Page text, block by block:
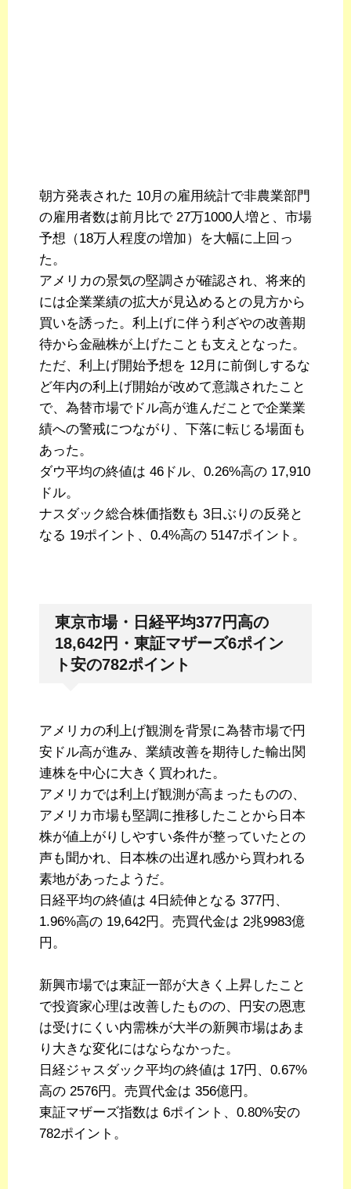
朝方発表された 10月の雇用統計で非農業部門
の雇用者数は前月比で 27万1000人増と、市場
予想（18万人程度の増加）を大幅に上回っ
た。
アメリカの景気の堅調さが確認され、将来的
には企業業績の拡大が見込めるとの見方から
買いを誘った。利上げに伴う利ざやの改善期
待から金融株が上げたことも支えとなった。
ただ、利上げ開始予想を 12月に前倒しするな
ど年内の利上げ開始が改めて意識されたこと
で、為替市場でドル高が進んだことで企業業
績への警戒につながり、下落に転じる場面も
あった。
ダウ平均の終値は 46ドル、0.26%高の 17,910
ドル。
ナスダック総合株価指数も 3日ぶりの反発と
なる 19ポイント、0.4%高の 5147ポイント。
東京市場・日経平均377円高の
18,642円・東証マザーズ6ポイン
ト安の782ポイント
アメリカの利上げ観測を背景に為替市場で円
安ドル高が進み、業績改善を期待した輸出関
連株を中心に大きく買われた。
アメリカでは利上げ観測が高まったものの、
アメリカ市場も堅調に推移したことから日本
株が値上がりしやすい条件が整っていたとの
声も聞かれ、日本株の出遅れ感から買われる
素地があったようだ。
日経平均の終値は 4日続伸となる 377円、
1.96%高の 19,642円。売買代金は 2兆9983億
円。
新興市場では東証一部が大きく上昇したこと
で投資家心理は改善したものの、円安の恩恵
は受けにくい内需株が大半の新興市場はあま
り大きな変化にはならなかった。
日経ジャスダック平均の終値は 17円、0.67%
高の 2576円。売買代金は 356億円。
東証マザーズ指数は 6ポイント、0.80%安の
782ポイント。